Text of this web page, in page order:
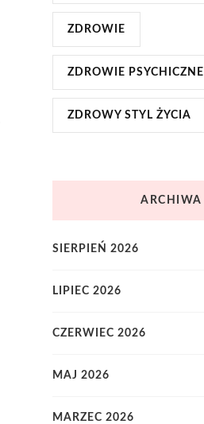
ZDROWIE
ZDROWIE PSYCHICZNE
ZDROWY STYL ŻYCIA
ARCHIWA
SIERPIEŃ 2026
LIPIEC 2026
CZERWIEC 2026
MAJ 2026
MARZEC 2026